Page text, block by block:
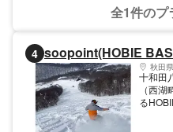
全1件のプ
4 soopoint(HOBIE
秋田県
十和田
（西
る